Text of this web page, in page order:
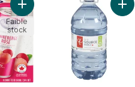
naturelle, 24 bouteilles au
Ajouter Boisson pétillante
Faible
stock